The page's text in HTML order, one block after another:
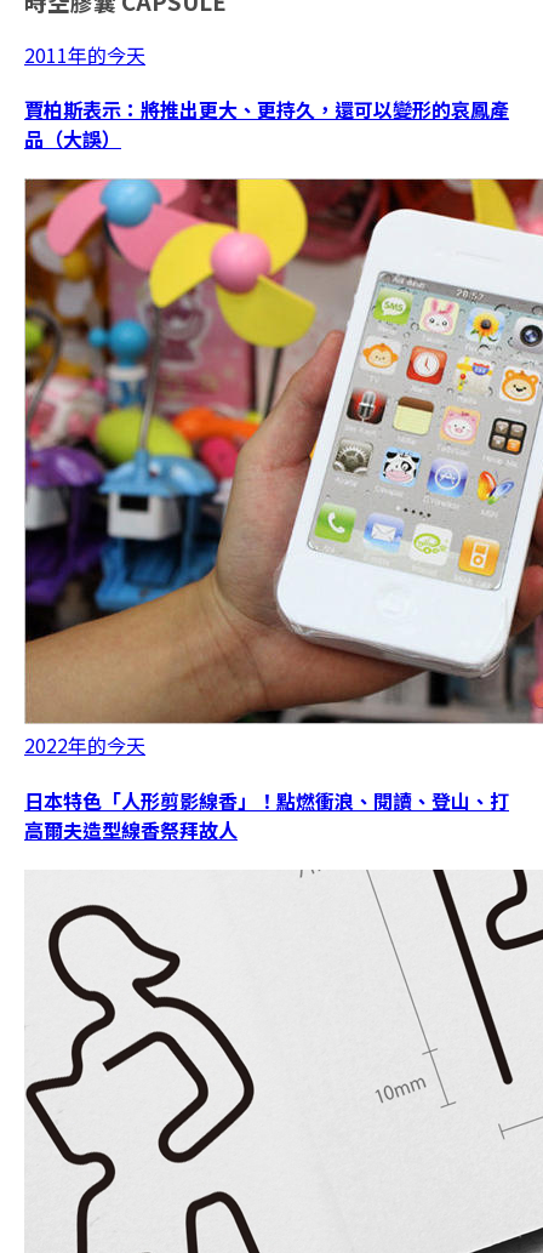
2011年的今天
賈柏斯表示：將推出更大、更持久，還可以變形的哀鳳產
品（大誤）
2022年的今天
日本特色「人形剪影線香」！點燃衝浪、閱讀、登山、打
高爾夫造型線香祭拜故人